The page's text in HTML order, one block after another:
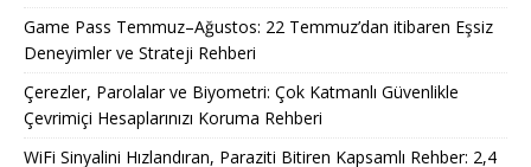
Game Pass Temmuz–Ağustos: 22 Temmuz’dan itibaren Eşsiz
Deneyimler ve Strateji Rehberi
Çerezler, Parolalar ve Biyometri: Çok Katmanlı Güvenlikle
Çevrimiçi Hesaplarınızı Koruma Rehberi
WiFi Sinyalini Hızlandıran, Paraziti Bitiren Kapsamlı Rehber: 2,4